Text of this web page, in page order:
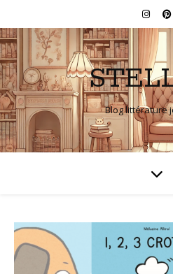
Blog littérature